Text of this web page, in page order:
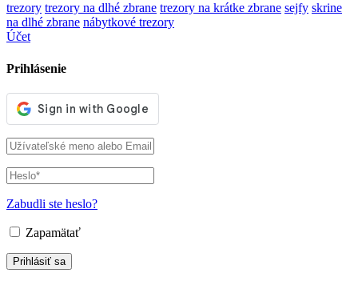
trezory trezory na dlhé zbrane trezory na krátke zbrane sejfy skrine
na dlhé zbrane nábytkové trezory
Účet
Prihlásenie
Zabudli ste heslo?
Zapamätať